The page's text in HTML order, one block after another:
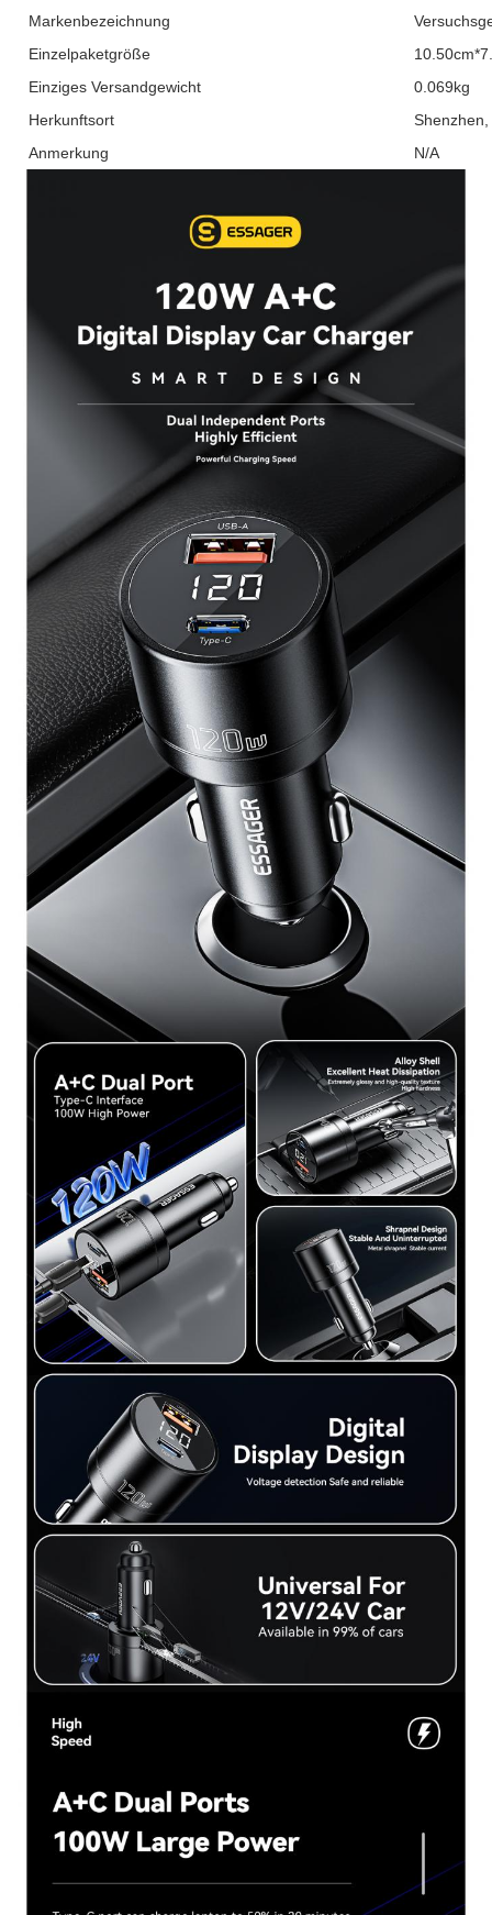
Markenbezeichnung
Einzelpaketgröße
Einziges Versandgewicht
0.069kg
Herkunftsort
Anmerkung
N/A